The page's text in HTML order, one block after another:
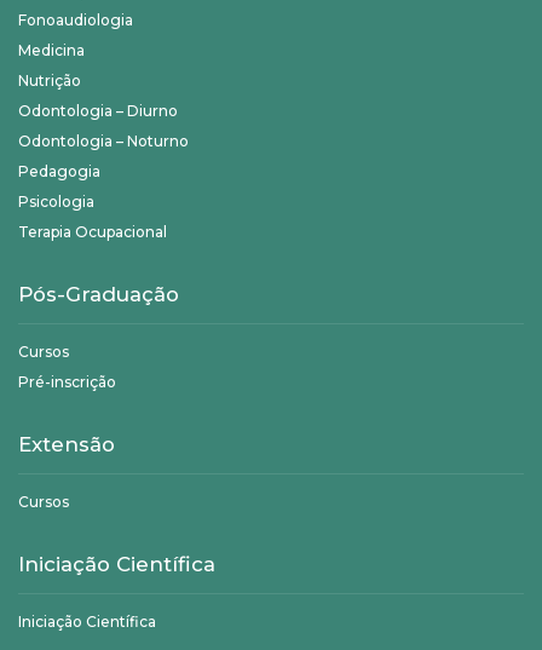
Fonoaudiologia
Medicina
Nutrição
Odontologia – Diurno
Odontologia – Noturno
Pedagogia
Psicologia
Terapia Ocupacional
Pós-Graduação
Cursos
Pré-inscrição
Extensão
Cursos
Iniciação Científica
Iniciação Científica